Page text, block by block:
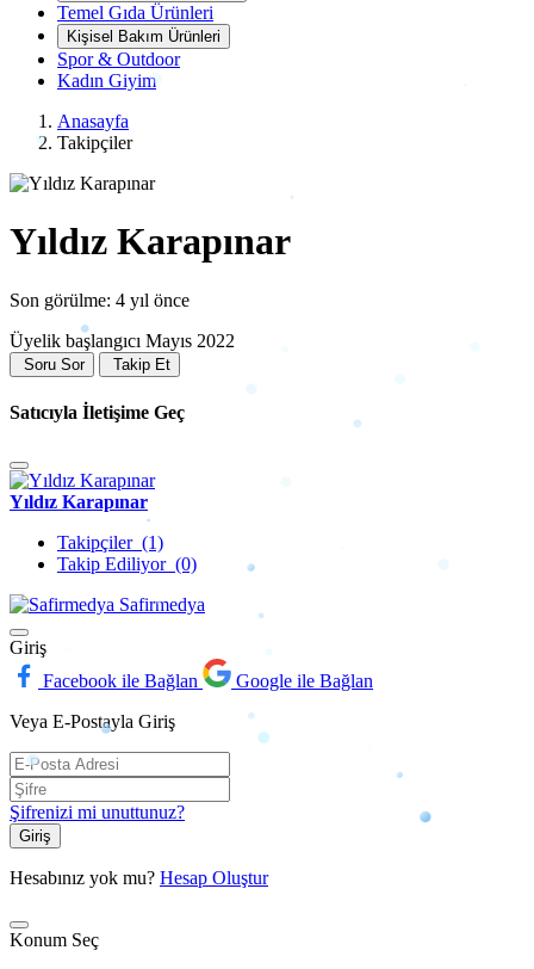
Temel Gıda Ürünleri
Kişisel Bakım Ürünleri
Spor & Outdoor
Kadın Giyim
Anasayfa
Takipçiler
Yıldız Karapınar
Son görülme: 4 yıl önce
Üyelik başlangıcı Mayıs 2022
Soru Sor Takip Et
Satıcıyla İletişime Geç
Yıldız Karapınar
Takipçiler (1)
Takip Ediliyor (0)
Safirmedya
Giriş
Facebook ile Bağlan
Google ile Bağlan
Veya E-Postayla Giriş
Şifrenizi mi unuttunuz?
Giriş
Hesabınız yok mu? Hesap Oluştur
Konum Seç